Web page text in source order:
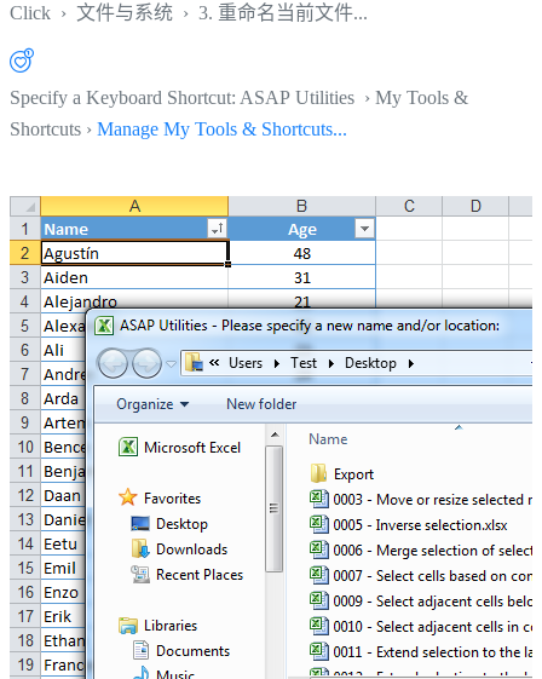
Click › 文件与系统 › 3. 重命名当前文件...
Specify a Keyboard Shortcut: ASAP Utilities › My Tools &
Shortcuts › Manage My Tools & Shortcuts...